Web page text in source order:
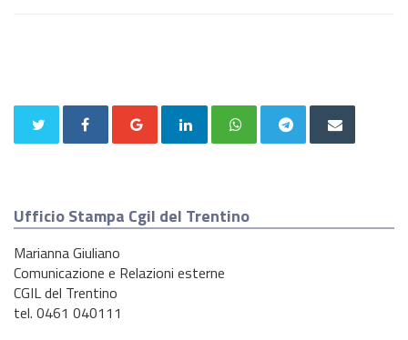
Ufficio Stampa Cgil del Trentino
Marianna Giuliano
Comunicazione e Relazioni esterne
CGIL del Trentino
tel. 0461 040111